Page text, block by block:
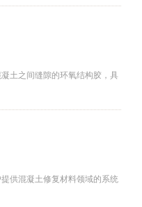
土之间缝隙的环氧结构胶，具
供混凝土修复材料领域的系统